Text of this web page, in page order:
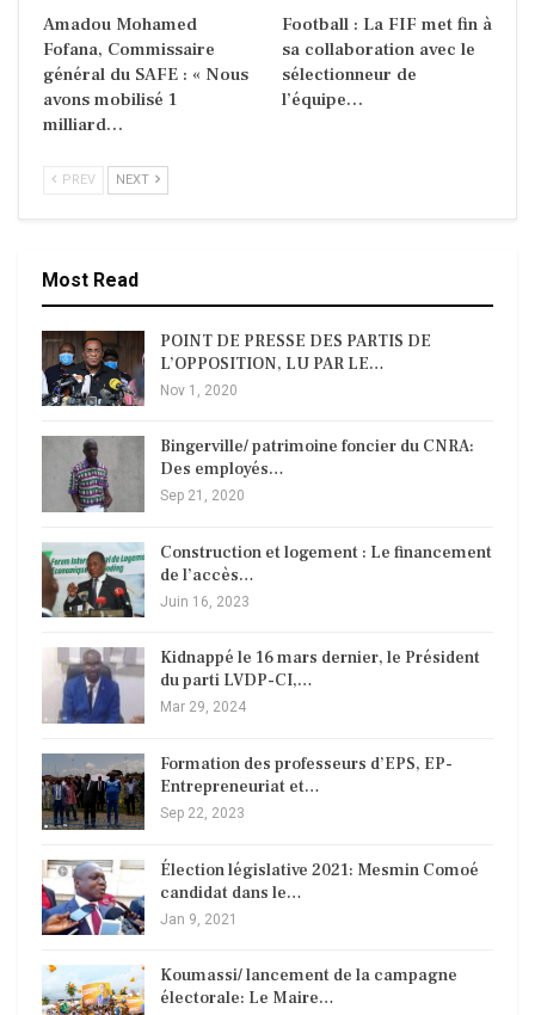
Amadou Mohamed
Fofana, Commissaire
général du SAFE : « Nous
avons mobilisé 1
milliard…
Football : La FIF met fin à
sa collaboration avec le
sélectionneur de
l’équipe…
PREV NEXT
Most Read
POINT DE PRESSE DES PARTIS DE
L’OPPOSITION, LU PAR LE…
Nov 1, 2020
Bingerville/ patrimoine foncier du CNRA:
Des employés…
Sep 21, 2020
Construction et logement : Le financement
de l’accès…
Juin 16, 2023
Kidnappé le 16 mars dernier, le Président
du parti LVDP-CI,…
Mar 29, 2024
Formation des professeurs d’EPS, EP-
Entrepreneuriat et…
Sep 22, 2023
Élection législative 2021: Mesmin Comoé
candidat dans le…
Jan 9, 2021
Koumassi/ lancement de la campagne
électorale: Le Maire…